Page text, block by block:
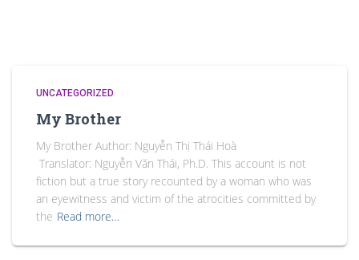
UNCATEGORIZED
My Brother
My Brother Author: Nguyễn Thị Thái Hoà
Translator: Nguyễn Văn Thái, Ph.D. This account is not
fiction but a true story recounted by a woman who was
an eyewitness and victim of the atrocities committed by
the Read more…